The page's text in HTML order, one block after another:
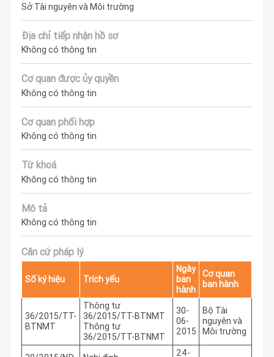
Sở Tài nguyên và Môi trường
Địa chỉ tiếp nhận hồ sơ
Không có thông tin
Cơ quan được ủy quyền
Không có thông tin
Cơ quan phối hợp
Không có thông tin
Từ khoá
Không có thông tin
Mô tả
Không có thông tin
Căn cứ pháp lý
Số ký hiệu Trích yếu
Ngày
ban
hành
Cơ quan
ban hành
36/2015/TT-
BTNMT
Thông tư
36/2015/TT-BTNMT
Thông tư
36/2015/TT-BTNMT
30-
06-
2015
Bộ Tài
nguyên và
Môi trường
24-